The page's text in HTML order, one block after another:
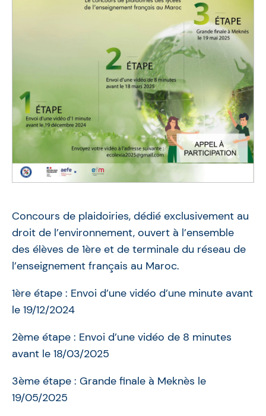
Concours de plaidoiries, dédié exclusivement au
droit de l’environnement, ouvert à l’ensemble
des élèves de 1ère et de terminale du réseau de
l’enseignement français au Maroc.
1ère étape : Envoi d’une vidéo d’une minute avant
le 19/12/2024
2ème étape : Envoi d’une vidéo de 8 minutes
avant le 18/03/2025
3ème étape : Grande finale à Meknès le
19/05/2025